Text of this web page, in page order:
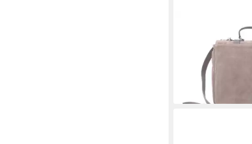
Aktentasche
Aktentasche in
349,00 €
lieferbar - in 2-3